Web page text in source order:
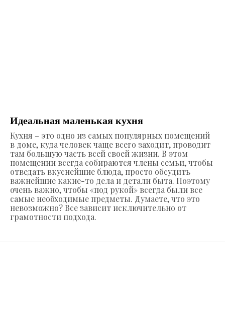
Идеальная маленькая кухня
Кухня – это одно из самых популярных помещений
в доме, куда человек чаще всего заходит, проводит
там большую часть всей своей жизни. В этом
помещении всегда собираются члены семьи, чтобы
отведать вкуснейшие блюда, просто обсудить
важнейшие какие-то дела и детали быта. Поэтому
очень важно, чтобы «под рукой» всегда были все
самые необходимые предметы. Думаете, что это
невозможно? Все зависит исключительно от
грамотности подхода.